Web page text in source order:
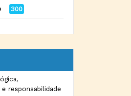
300
responsabilidade